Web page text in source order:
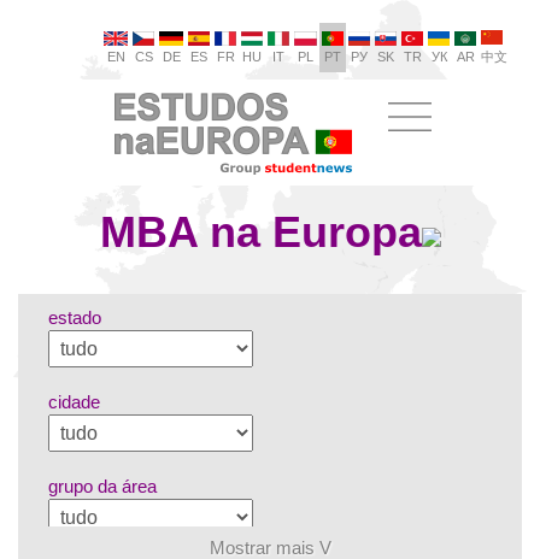
EN CS DE ES FR HU IT PL PT РУ SK TR УК AR 中文
MBA na Europa
estado
cidade
grupo da área
Mostrar mais V